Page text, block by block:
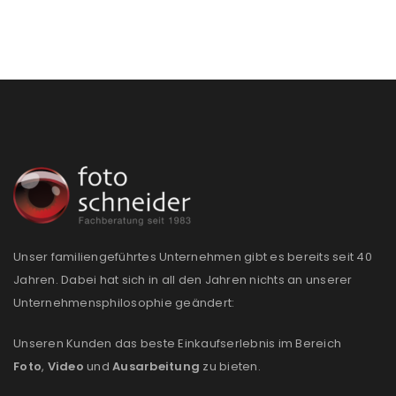
ANMELDEN
PASSWORT VERGESSEN?
E-Mail-Adresse*
Unser familiengeführtes Unternehmen gibt es bereits seit 40
Jahren. Dabei hat sich in all den Jahren nichts an unserer
Unternehmensphilosophie geändert:
Unseren Kunden das beste Einkaufserlebnis im Bereich
Foto, Video und Ausarbeitung zu bieten.